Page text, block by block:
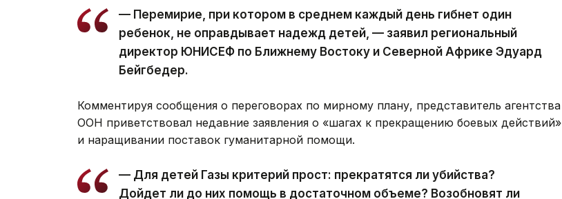
— Перемирие, при котором в среднем каждый день гибнет один
ребенок, не оправдывает надежд детей, — заявил региональный
директор ЮНИСЕФ по Ближнему Востоку и Северной Африке Эдуард
Бейгбедер.
Комментируя сообщения о переговорах по мирному плану, представитель агентства
ООН приветствовал недавние заявления о «шагах к прекращению боевых действий»
и наращивании поставок гуманитарной помощи.
— Для детей Газы критерий прост: прекратятся ли убийства?
Дойдет ли до них помощь в достаточном объеме? Возобновят ли